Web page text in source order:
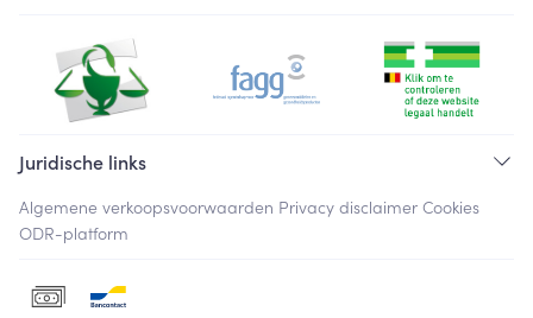
Juridische links
Algemene verkoopsvoorwaarden Privacy disclaimer Cookies
ODR-platform